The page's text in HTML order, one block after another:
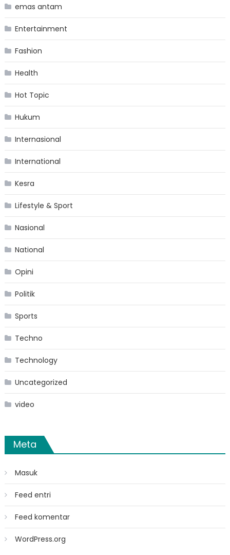
emas antam
Entertainment
Fashion
Health
Hot Topic
Hukum
Internasional
International
Kesra
Lifestyle & Sport
Nasional
National
Opini
Politik
Sports
Techno
Technology
Uncategorized
video
Meta
Masuk
Feed entri
Feed komentar
WordPress.org